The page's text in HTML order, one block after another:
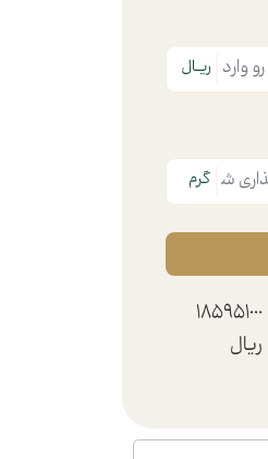
185951000
ریال